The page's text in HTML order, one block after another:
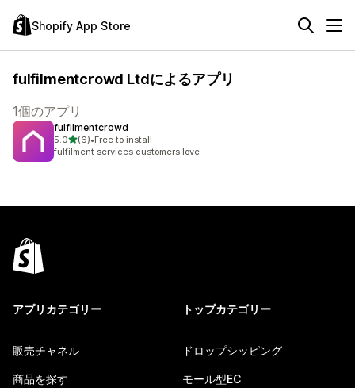
Shopify App Store
fulfilmentcrowd Ltdによるアプリ
1個のアプリ
fulfilmentcrowd
5.05つ星中
(6)
合計レビュー数：6件
•Free to install
fulfilment services customers love
アプリカテゴリー
販売チャネル
商品を探す
トップカテゴリー
ドロップシッピング
モール型EC